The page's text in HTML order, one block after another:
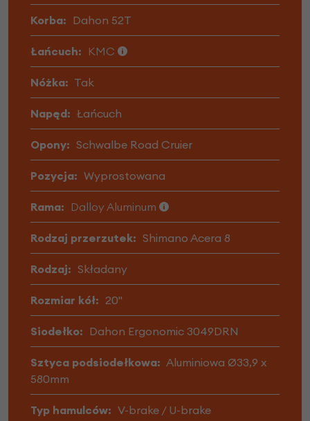
Korba: Dahon 52T
Łańcuch: KMC
Nóżka: Tak
Napęd: Łańcuch
Opony: Schwalbe Road Cruier
Pozycja: Wyprostowana
Rama: Dalloy Aluminum
Rodzaj przerzutek: Shimano Acera 8
Rodzaj: Składany
Rozmiar kół: 20"
Siodełko: Dahon Ergonomic 3049DRN
Sztyca podsiodełkowa: Aluminiowa Ø33,9 x
580mm
Typ hamulców: V-brake / U-brake